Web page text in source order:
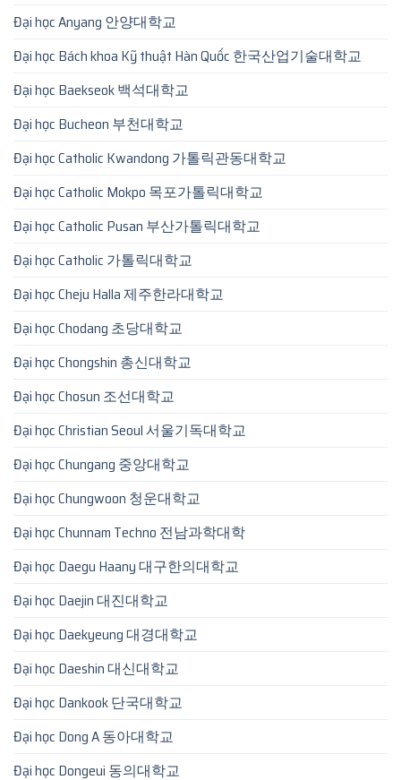
Đại học Anyang 안양대학교
Đại học Bách khoa Kỹ thuật Hàn Quốc 한국산업기술대학교
Đại học Baekseok 백석대학교
Đại học Bucheon 부천대학교
Đại học Catholic Kwandong 가톨릭관동대학교
Đại học Catholic Mokpo 목포가톨릭대학교
Đại học Catholic Pusan 부산가톨릭대학교
Đại học Catholic 가톨릭대학교
Đại học Cheju Halla 제주한라대학교
Đại học Chodang 초당대학교
Đại học Chongshin 총신대학교
Đại học Chosun 조선대학교
Đại học Christian Seoul 서울기독대학교
Đại học Chungang 중앙대학교
Đại học Chungwoon 청운대학교
Đại học Chunnam Techno 전남과학대학
Đại học Daegu Haany 대구한의대학교
Đại học Daejin 대진대학교
Đại học Daekyeung 대경대학교
Đại học Daeshin 대신대학교
Đại học Dankook 단국대학교
Đại học Dong A 동아대학교
Đại học Dongeui 동의대학교